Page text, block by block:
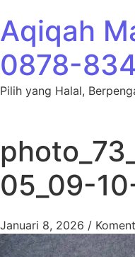
Aqiqah
0878-
Pilih yang Halal,
05_09-
Januari 8, 2026 /